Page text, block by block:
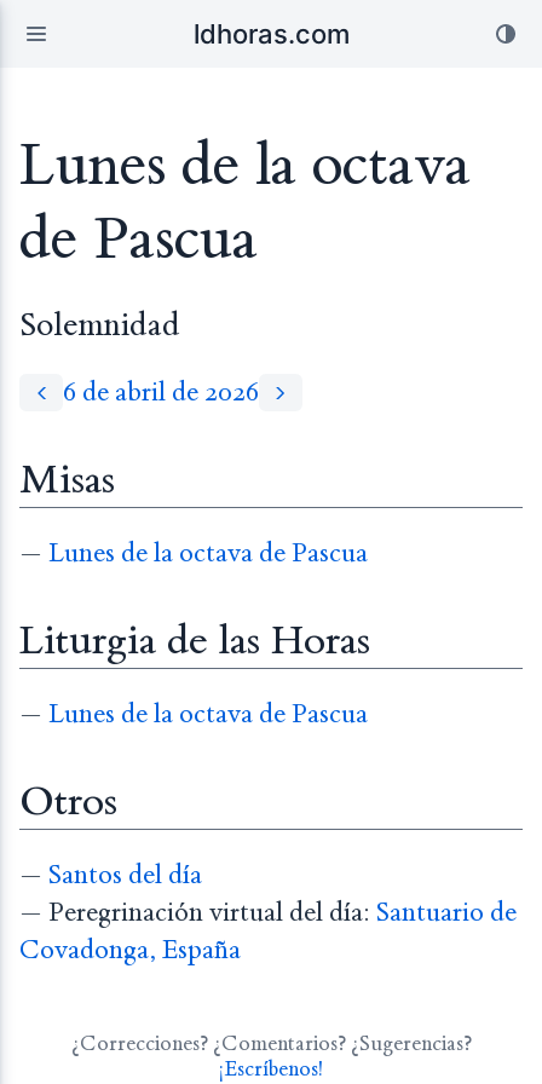
ldhoras.com
Lunes de la octava
de Pascua
Solemnidad
6 de abril de 2026
Misas
— Lunes de la octava de Pascua
Liturgia de las Horas
— Lunes de la octava de Pascua
Otros
— Santos del día
— Peregrinación virtual del día: Santuario de
Covadonga, España
¿Correcciones? ¿Comentarios? ¿Sugerencias?
¡Escríbenos!